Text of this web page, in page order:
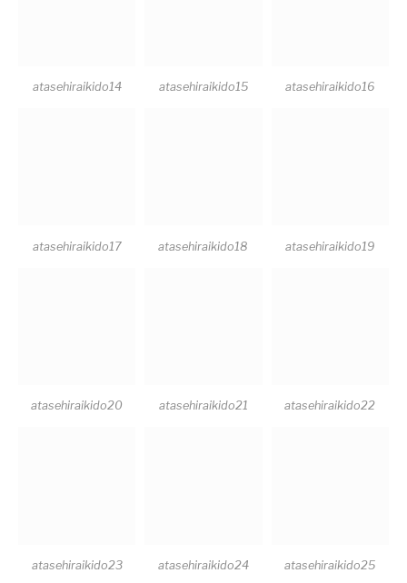
atasehiraikido14 atasehiraikido15 atasehiraikido16
atasehiraikido17 atasehiraikido18 atasehiraikido19
atasehiraikido20 atasehiraikido21 atasehiraikido22
atasehiraikido23 atasehiraikido24 atasehiraikido25